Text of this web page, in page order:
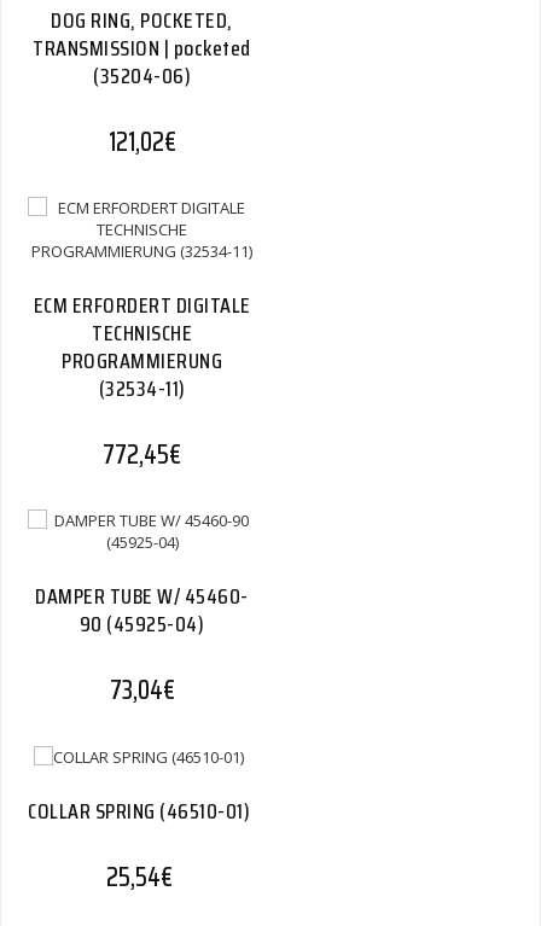
DOG RING, POCKETED,
TRANSMISSION | pocketed
(35204-06)
121,02€
ECM ERFORDERT DIGITALE
TECHNISCHE
PROGRAMMIERUNG
(32534-11)
772,45€
DAMPER TUBE W/ 45460-
90 (45925-04)
73,04€
COLLAR SPRING (46510-01)
25,54€